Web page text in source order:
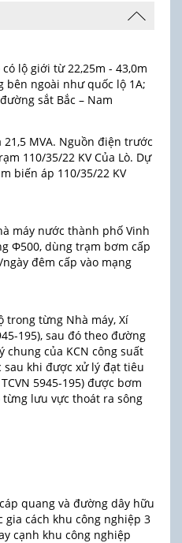
lộ giới từ 22,25m - 43,0m
bên ngoài như quốc lộ 1A;
sắt Bắc – Nam
MVA. Nguồn điện trước
110/35/22 KV Của Lò. Dự
biến áp 110/35/22 KV
máy nước thành phố Vinh
Φ500, dùng trạm bơm cấp
đêm cấp vào mạng
trong từng Nhà máy, Xí
195), sau đó theo đường
của KCN công suất
sau khi được xử lý đạt tiêu
5945-195) được bơm
lưu vực thoát ra sông
quang và đường dây hữu
cách khu công nghiệp 3
cạnh khu công nghiệp